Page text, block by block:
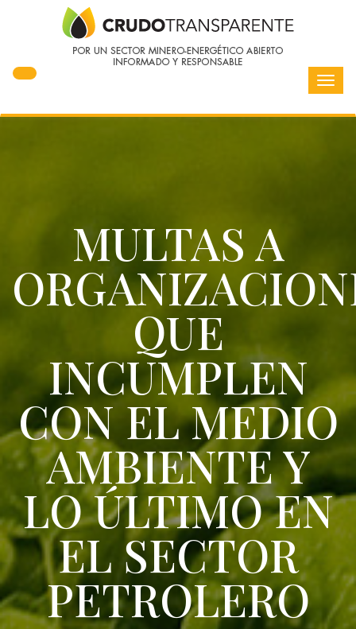
MULTAS A
QUE
INCUMPLEN
CON EL MEDIO
AMBIENTE Y
LO ÚLTIMO EN
EL SECTOR
PETROLERO